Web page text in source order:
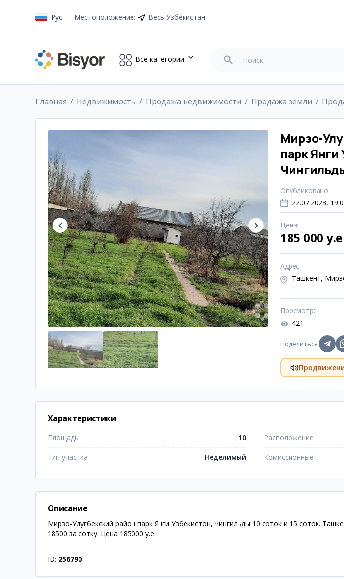
Рус Местоположение: Весь Узбекистан
Все категории
Главная Недвижимость Продажа недвижимости Продажа земли
Мирзо-
парк Янги
Опубликовано:
22.07.2023,
Цена:
185 000 y.e
Адрес:
Ташкент,
Просмотр:
421
Поделиться:
Характеристики
Площадь 10 Расположение
Тип участка Неделимый Комиссионные
Описание
Мирзо-Улугбекский район парк Янги Узбекистон, Чингильды 10 соток и 15 соток.
18500 за сотку. Цена 185000 у.е.
ID: 256790